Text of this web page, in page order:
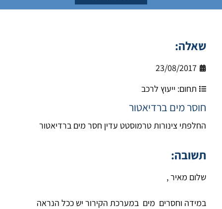
שאלה:
23/08/2017
תחום: ייעוץ לרכב
חוסר מים ברדיאטור
החלפתי צינורות טרמוסטט עדין חסר מים ברדיאטור
תשובה:
שלום מאיר ,
במידה וחסרים מים במערכת הקירור יש ככל הנראה